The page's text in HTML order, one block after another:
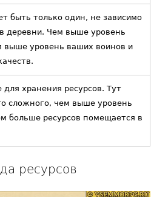
быть только один, не зависимо
деревни. Чем выше уровень
выше уровень ваших воинов и
хранения ресурсов. Тут
сложного, чем выше уровень
больше ресурсов помещается в
ресурсов